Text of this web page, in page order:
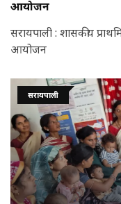
आयोजन
सरायपाली : शासकीय
आयोजन
सरायपाली